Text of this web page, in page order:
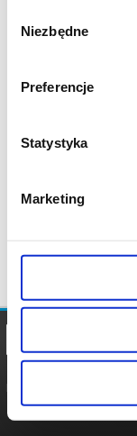
zgody
Niezbędne
Preferencje
Statystyka
Marketing